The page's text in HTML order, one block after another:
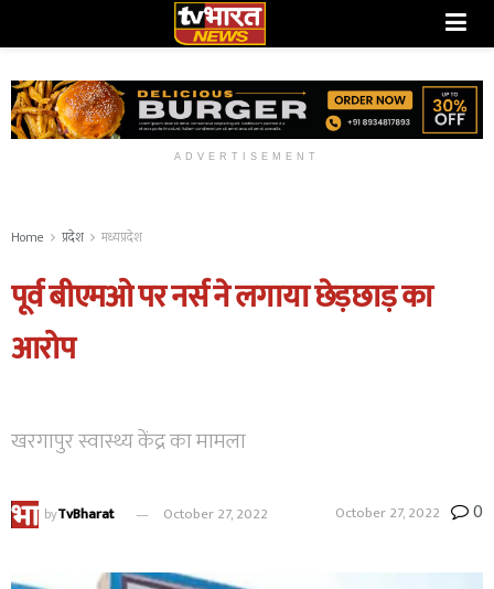
ADVERTISEMENT
Home प्रदेश मध्यप्रदेश
पूर्व बीएमओ पर नर्स ने लगाया छेड़छाड़ का
आरोप
खरगापुर स्वास्थ्य केंद्र का मामला
byTvBharat October 27, 2022 October 27, 2022 0